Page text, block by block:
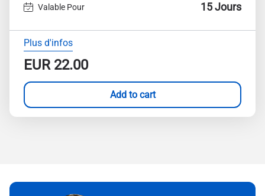
Valable Pour 15 Jours
Plus d'infos
EUR22.00
Add to cart